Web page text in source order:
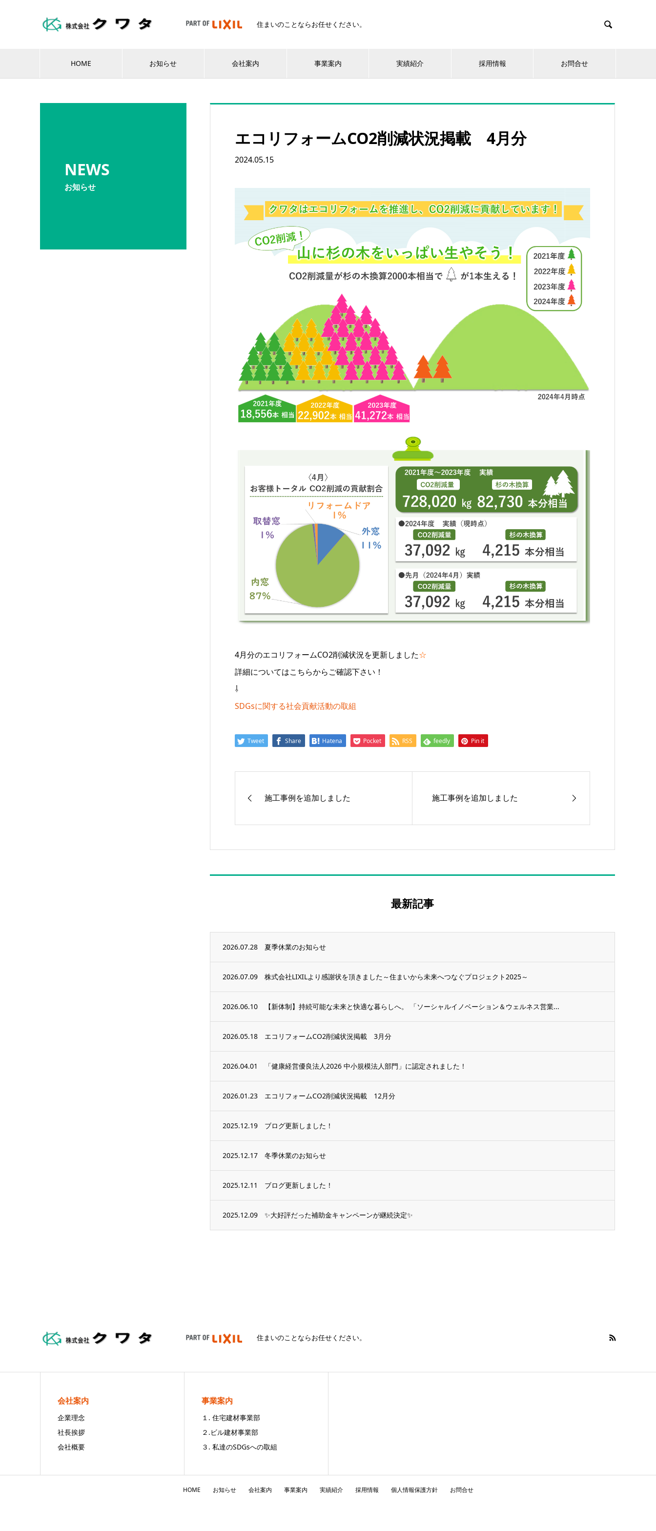
住まいのことならお任せください。 
HOME お知らせ 会社案内 事業案内 実績紹介 採用情報 お問合せ
NEWS
お知らせ
エコリフォームCO2削減状況掲載 4月分
2024.05.15
4月分のエコリフォームCO2削減状況を更新しました☆
詳細についてはこちらからご確認下さい！
⇩
SDGsに関する社会貢献活動の取組
Tweet Share Hatena Pocket RSS feedly Pin it
施工事例を追加しました 施工事例を追加しました
最新記事
2026.07.28 夏季休業のお知らせ
2026.07.09 株式会社LIXILより感謝状を頂きました～住まいから未来へつなぐプロジェクト2025～
2026.06.10 【新体制】持続可能な未来と快適な暮らしへ。 「ソーシャルイノベーション＆ウェルネス営業...
2026.05.18 エコリフォームCO2削減状況掲載 3月分
2026.04.01 「健康経営優良法人2026 中小規模法人部門」に認定されました！
2026.01.23 エコリフォームCO2削減状況掲載 12月分
2025.12.19 ブログ更新しました！
2025.12.17 冬季休業のお知らせ
2025.12.11 ブログ更新しました！
2025.12.09 ✨大好評だった補助金キャンペーンが継続決定✨
住まいのことならお任せください。
会社案内
企業理念
社長挨拶
会社概要
事業案内
１. 住宅建材事業部
２.ビル建材事業部
３. 私達のSDGsへの取組
HOME お知らせ 会社案内 事業案内 実績紹介 採用情報 個人情報保護方針 お問合せ